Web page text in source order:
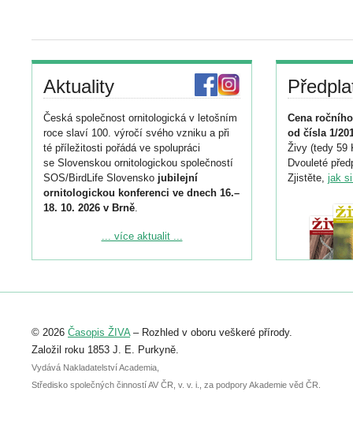
Aktuality
Česká společnost ornitologická v letošním
roce slaví 100. výročí svého vzniku a při
té příležitosti pořádá ve spolupráci
se Slovenskou ornitologickou společností
SOS/BirdLife Slovensko jubilejní
ornitologickou konferenci ve dnech 16.–
18. 10. 2026 v Brně.
Podrobnější informace ke konferenci
Registrovat se můžete do 6. září.
abstraktu přihlášené přednášky nebo
posteru je už 30. června.
... více aktualit ...
Cena
od čísla 1/
Živy (tedy 59
Dvouleté
Zjistěte, jak
© 2026 Časopis ŽIVA– Rozhled v oboru veškeré přírody.
Založil roku 1853 J. E. Purkyně.
Vydává Nakladatelství Academia,
Středisko společných činností AV ČR, v. v. i., za podpory Akademie věd ČR.